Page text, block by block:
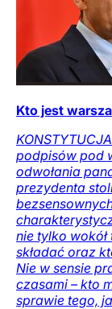
Kto jest
podpisów pod
odwołania
prezydenta
nie tylko
składać oraz
Nie w sensie
czasami – kto
sprawie tego,